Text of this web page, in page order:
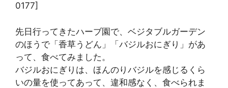
0177]
先日行ってきたハーブ園で、ベジタブルガーデン
のほうで「香草うどん」「バジルおにぎり」があ
って、食べてみました。
バジルおにぎりは、ほんのりバジルを感じるくら
いの量を使ってあって、違和感なく、食べられま